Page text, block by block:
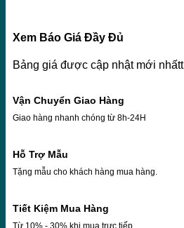
Xem Báo Giá Đầy Đủ
Bảng giá được cập nhật mới nhấtt
Vận Chuyển Giao Hàng
Giao hàng nhanh chóng từ 8h-24H
Hỗ Trợ Mẫu
Tặng mẫu cho khách hàng mua hàng.
Tiết Kiệm Mua Hàng